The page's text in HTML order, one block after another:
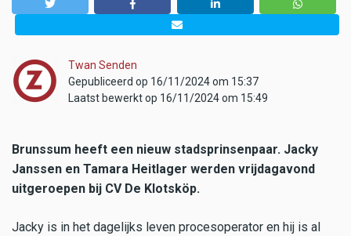
Twan Senden
Gepubliceerd op 16/11/2024 om 15:37
Laatst bewerkt op 16/11/2024 om 15:49
Brunssum heeft een nieuw stadsprinsenpaar. Jacky
Janssen en Tamara Heitlager werden vrijdagavond
uitgeroepen bij CV De Klotsköp.
Jacky is in het dagelijks leven procesoperator en hij is al